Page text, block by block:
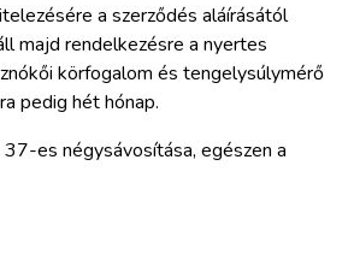
a szerződés aláírásától
majd rendelkezésre a nyertes
körfogalom és tengelysúlymérő
pedig hét hónap.
es négysávosítása, egészen a